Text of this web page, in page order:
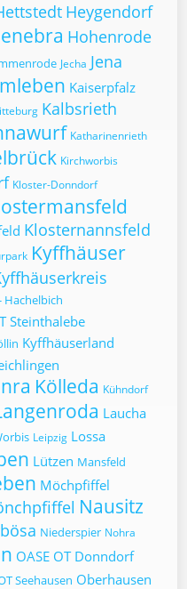
Heygendorf
Hohenrode
Jecha Jena
Kaiserpfalz
Kalbsrieth
Katharinenrieth
Kirchworbis
Kloster-Donndorf
Klosternannsfeld
Kyffhäuser
Hachelbich
Steinthalebe
Kyffhäuserland
Kölleda Kühndorf
Laucha
Leipzig Lossa
Lützen Mansfeld
Möchpfiffel
Nausitz
Niederspier Nohra
OASE OT Donndorf
Seehausen Oberhausen